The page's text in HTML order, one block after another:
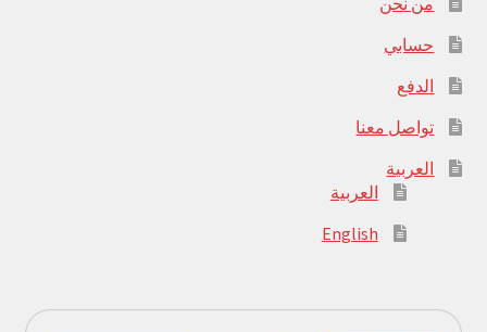
حسابي
الدفع
تواصل معنا
العربية
العربية
English